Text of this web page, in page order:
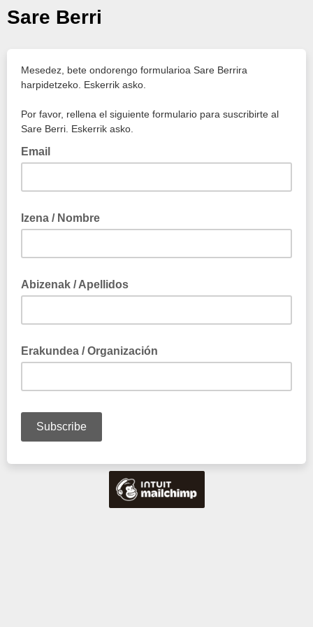
Sare Berri
Mesedez, bete ondorengo formularioa Sare Berrira
harpidetzeko. Eskerrik asko.
Por favor, rellena el siguiente formulario para suscribirte al
Sare Berri. Eskerrik asko.
Email
Izena / Nombre
Abizenak / Apellidos
Erakundea / Organización